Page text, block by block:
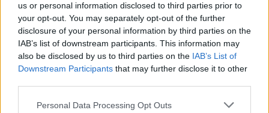
us or personal information disclosed to third parties prior to
your opt-out. You may separately opt-out of the further
disclosure of your personal information by third parties on the
IAB’s list of downstream participants. This information may
also be disclosed by us to third parties on the IAB’s List of
Downstream Participants that may further disclose it to other
Please note that this website/app uses one or more Google
Personal Data Processing Opt Outs
Sanghajba folyamatosan áramlott a nyugati tőke:
bankok, kereskedelmi társaságok települtek ide, és a
kereskedelem is virágozni kezdett. Volt penz
infrastukturara es a varos fejlesztesere:
- 1881-ben alakult meg Londonban a Sanghaji
Vizmuvek es rogton felallitottak a viztornyot
- 1882-ben mar volt aram szolgaltatas
- 1908 ota volt villamos kozlekedes: 7 brit, 3 francia,